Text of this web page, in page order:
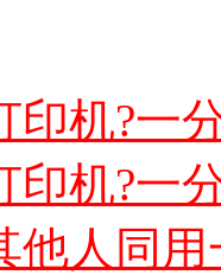
印机?一
印机?一
他人同